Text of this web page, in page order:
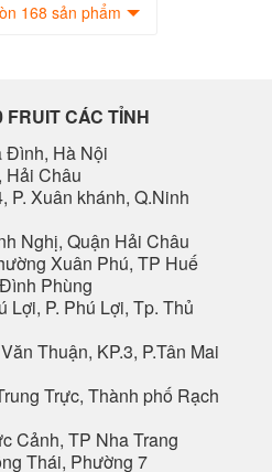
168 sản phẩm
CÁC TỈNH
Đình, Hà Nội
Hải Châu
P. Xuân khánh, Q.Ninh
Nghị, Quận Hải Châu
Xuân Phú, TP Huế
Phùng
Lợi, P. Phú Lợi, Tp. Thủ
Thuận, KP.3, P.Tân Mai
Trực, Thành phố Rạch
Cảnh, TP Nha Trang
Thái, Phường 7